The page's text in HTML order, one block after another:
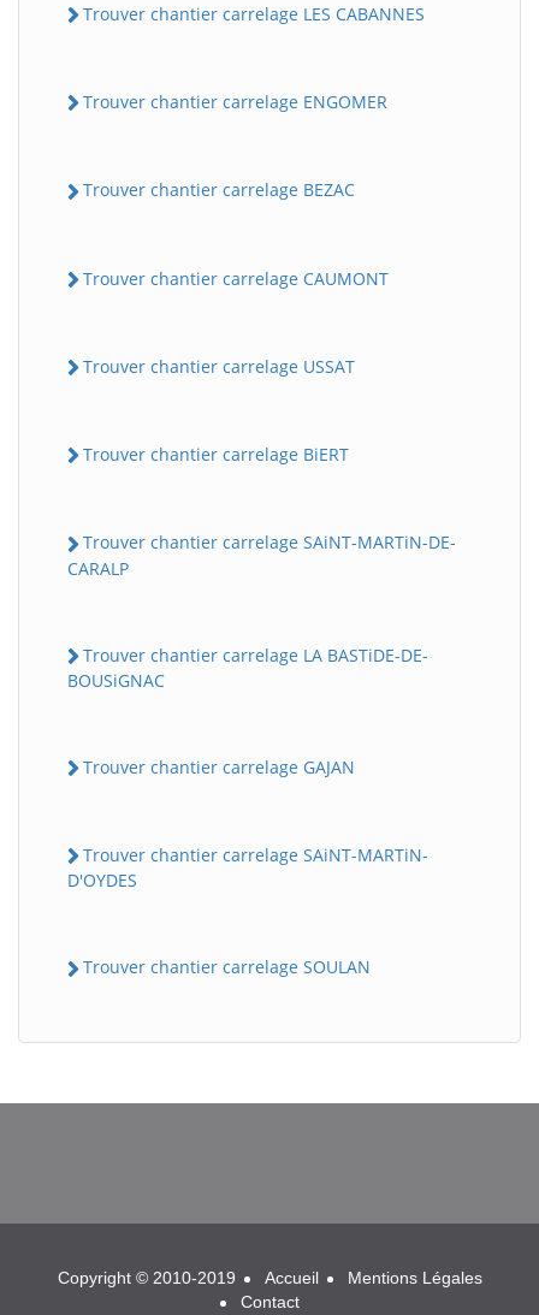
Trouver chantier carrelage LES CABANNES
Trouver chantier carrelage ENGOMER
Trouver chantier carrelage BEZAC
Trouver chantier carrelage CAUMONT
Trouver chantier carrelage USSAT
Trouver chantier carrelage BiERT
Trouver chantier carrelage SAiNT-MARTiN-DE-
CARALP
Trouver chantier carrelage LA BASTiDE-DE-
BOUSiGNAC
Trouver chantier carrelage GAJAN
Trouver chantier carrelage SAiNT-MARTiN-
D'OYDES
Trouver chantier carrelage SOULAN
BatiWebPro
Copyright © 2010-2019 Accueil
Mentions Légales
Contact